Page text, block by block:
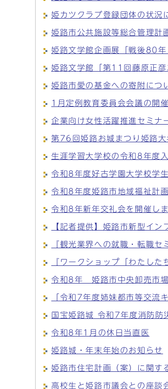
姫カツクラブ登録団体の状況
姫路市公共施設等総合管理計
姫路文学館企画展「戦後80
姫路文学館「第11回藤原正
姫路市愛の基金への寄附につ
1月定例教育委員会会議の開催
企業向け女性活躍推進セミナ
第76回姫路お城まつり姫路
生涯学習大学校の令和8年度
令和8年度好古学園大学校学
令和8年度姫路市地域福祉計
令和8年新年交礼会を開催し
【記者提供】姫路市新型イ
『観光業界への就職・転職
『ワークショップ「わたし
令和8年 姫路市中央卸売市
「令和7年度姉妹都市等交流
国宝姫路城 令和7年度消防防
令和8年1月の休日当直医
姫路城・年末年始のお知らせ
姫路市住宅計画（案）に関す
高校生と姫路市議会との座談